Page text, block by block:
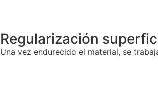
Regularización
Una vez endurecido el material, se